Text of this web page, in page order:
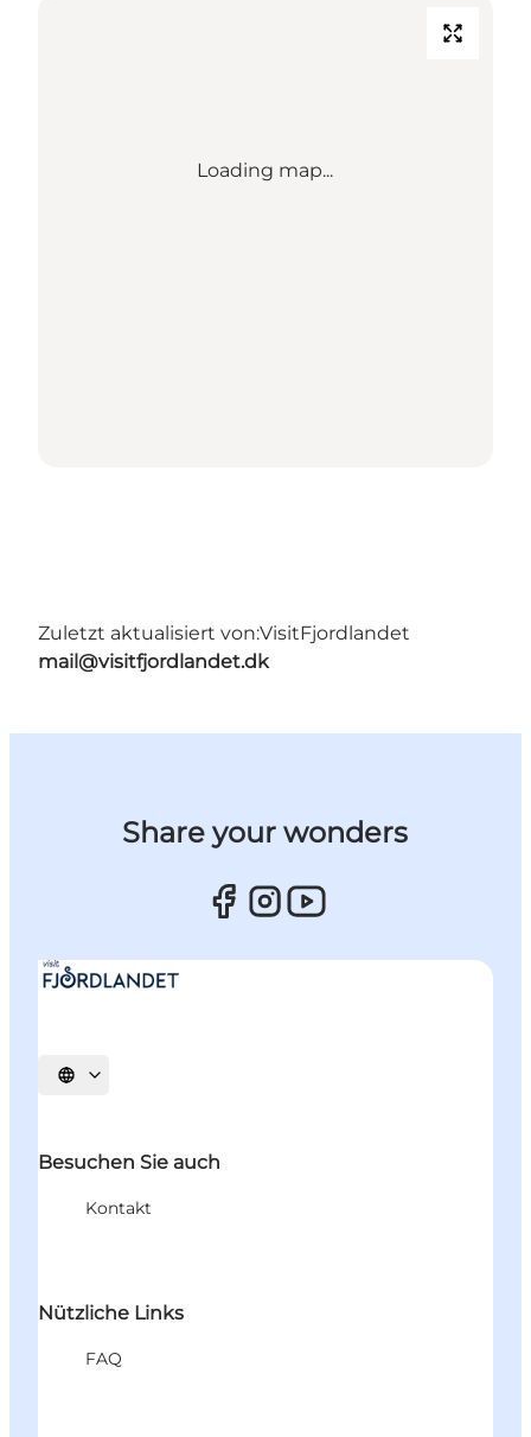
Loading map...
Zuletzt aktualisiert von:VisitFjordlandet
mail@visitfjordlandet.dk
Share your wonders
Sprache auswählen
Besuchen Sie auch
Kontakt
Nützliche Links
FAQ